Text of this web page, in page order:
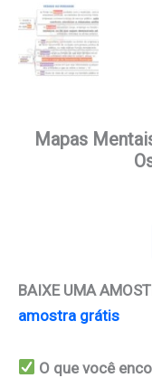
Mapas
BAIXE UMA
amostra grátis
O que você